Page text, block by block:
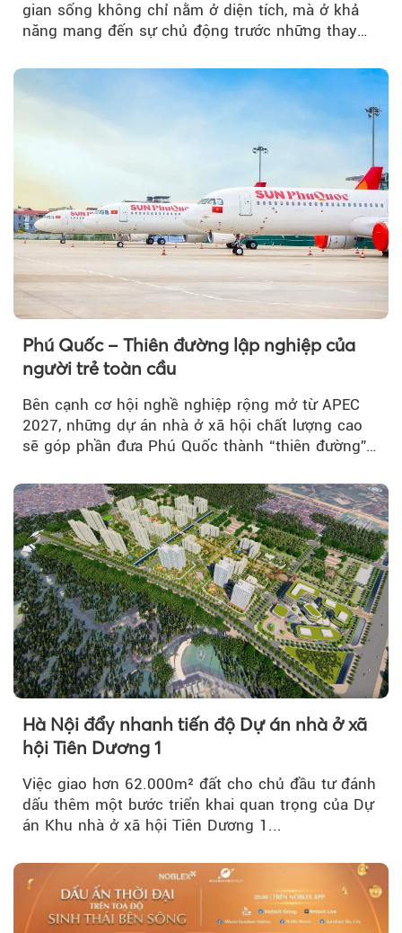
gian sống không chỉ nằm ở diện tích, mà ở khả
năng mang đến sự chủ động trước những thay
Phú Quốc – Thiên đường lập nghiệp của
người trẻ toàn cầu
Bên cạnh cơ hội nghề nghiệp rộng mở từ APEC
2027, những dự án nhà ở xã hội chất lượng cao
sẽ góp phần đưa Phú Quốc thành “thiên đường”
Hà Nội đẩy nhanh tiến độ Dự án nhà ở xã
hội Tiên Dương 1
Việc giao hơn 62.000m² đất cho chủ đầu tư đánh
dấu thêm một bước triển khai quan trọng của Dự
án Khu nhà ở xã hội Tiên Dương 1...